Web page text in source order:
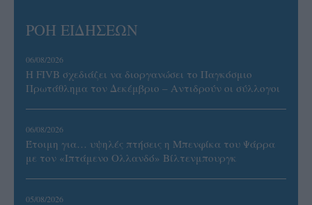
ΡΟΗ ΕΙΔΗΣΕΩΝ
06/08/2026
Η FIVB σχεδιάζει να διοργανώσει το Παγκόσμιο
Πρωτάθλημα τον Δεκέμβριο – Αντιδρούν οι σύλλογοι
06/08/2026
Έτοιμη για… υψηλές πτήσεις η Μπενφίκα του Ψάρρα
με τον «Ιπτάμενο Ολλανδό» Βίλτενμπουργκ
05/08/2026